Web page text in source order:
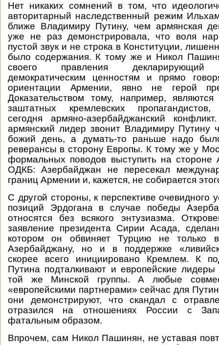
Нет никаких сомнений в том, что
авторитарный наследственный режим
ближе Владимиру Путину, чем армянская
уже не раз демонстрировала, что воля
пустой звук и не строка в Конституции,
было содержания. К тому же и Никол
своего правления декларирующий
демократическим ценностям и прямо
ориентации Армении, явно не герой
Доказательством тому, например,
заштатных кремлевских
сегодня армяно-азербайджанский
армянский лидер звонит Владимиру Путину
божий день, а думать-то раньше надо
реверансы в сторону Европы. К тому же у
формальных поводов выступить на стороне
ОДКБ: Азербайджан не пересекал
границ Армении и, кажется, не собирается
С другой стороны, к перспективе очевидного
позиций Эрдогана в случае победы
относятся без всякого энтузиазма.
заявление президента Сирии Асада,
котором он обвиняет Турцию не только
Азербайджану, но и в поддержке
скорее всего инициировано Кремлем. К
Путина подталкивают и европейские
той же Минской группы. А любые
«европейскими партнерами» сейчас для
они демонстрируют, что скандал с
отразился на отношениях России с
фатальным образом.
Впрочем, сам Никол Пашинян, не уставая